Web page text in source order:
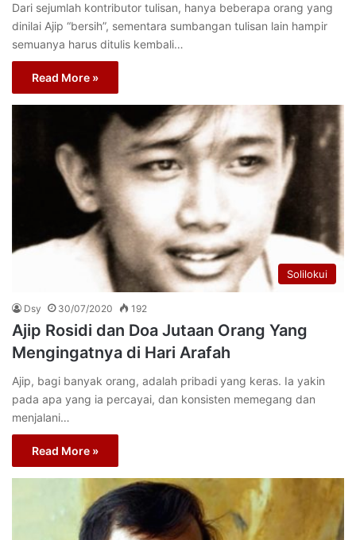
Dari sejumlah kontributor tulisan, hanya beberapa orang yang
dinilai Ajip “bersih”, sementara sumbangan tulisan lain hampir
semuanya harus ditulis kembali…
Read More »
Solilokui
Dsy 30/07/2020 192
Ajip Rosidi dan Doa Jutaan Orang Yang
Mengingatnya di Hari Arafah
Ajip, bagi banyak orang, adalah pribadi yang keras. Ia yakin
pada apa yang ia percayai, dan konsisten memegang dan
menjalani…
Read More »